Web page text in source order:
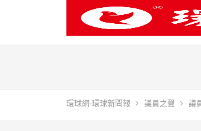
環球網-環球新聞報 議員之聲 議